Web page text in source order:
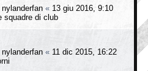
nylanderfan « 13 giu 2016, 9:10
squadre di club
nylanderfan « 11 dic 2015, 16:22